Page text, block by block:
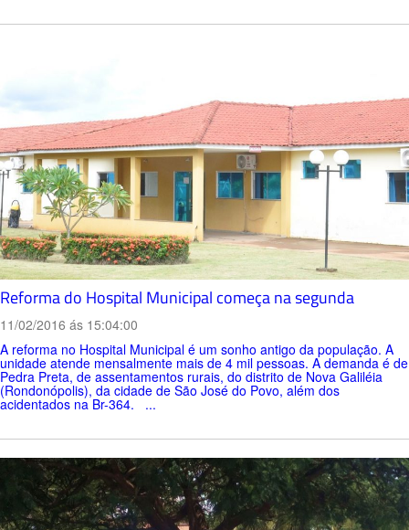
Reforma do Hospital Municipal começa na segunda
11/02/2016 ás 15:04:00
A reforma no Hospital Municipal é um sonho antigo da população. A
unidade atende mensalmente mais de 4 mil pessoas. A demanda é de
Pedra Preta, de assentamentos rurais, do distrito de Nova Galiléia
(Rondonópolis), da cidade de São José do Povo, além dos
acidentados na Br-364. ...